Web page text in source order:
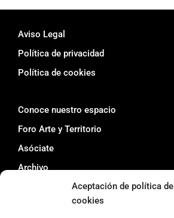
Aceptación de política de
cookies
en
Burgos
Footer
Aviso Legal
Política de privacidad
Política de cookies
Conoce nuestro espacio
Foro Arte y Territorio
Asóciate
Archivo